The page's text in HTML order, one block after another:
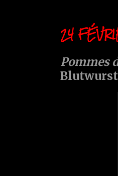
24
Pommes